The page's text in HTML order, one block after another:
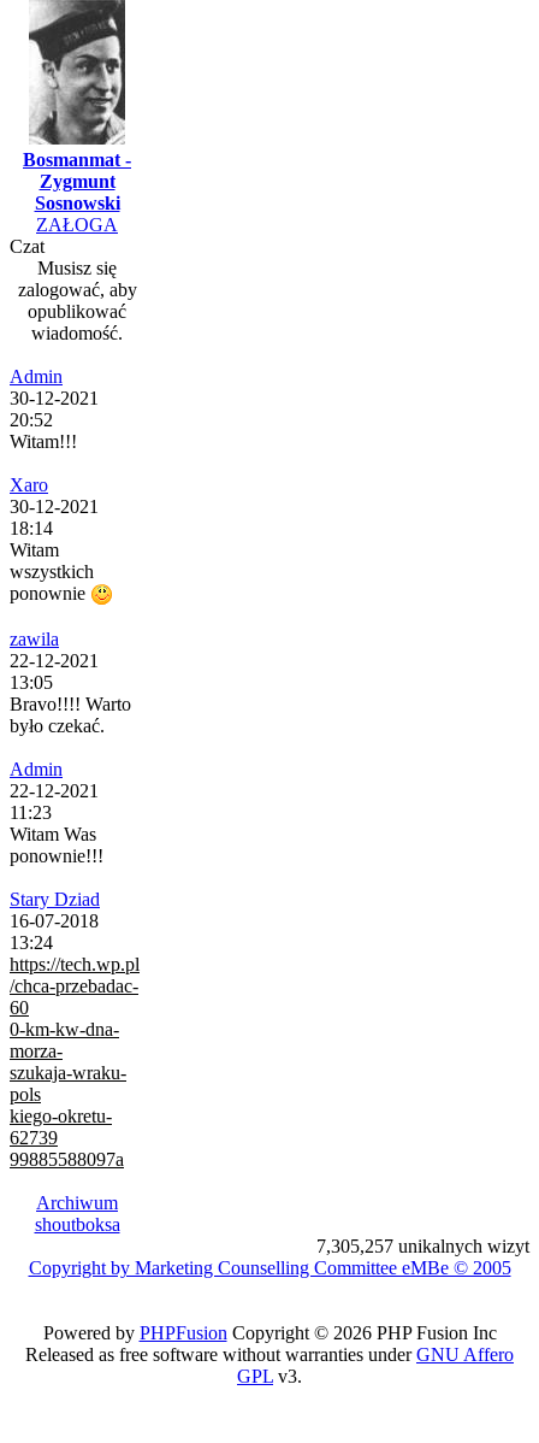
Bosmanmat -
Zygmunt
Sosnowski
ZAŁOGA
Czat
Musisz się
zalogować, aby
opublikować
wiadomość.
Admin
30-12-2021
20:52
Witam!!!
Xaro
30-12-2021
18:14
Witam
wszystkich
ponownie
zawila
22-12-2021
13:05
Bravo!!!! Warto
było czekać.
Admin
22-12-2021
11:23
Witam Was
ponownie!!!
Stary Dziad
16-07-2018
13:24
https://tech.wp.pl
/chca-przebadac-
60
0-km-kw-dna-
morza-
szukaja-wraku-
pols
kiego-okretu-
62739
99885588097a
Archiwum
shoutboksa
7,305,257 unikalnych wizyt
Copyright by Marketing Counselling Committee eMBe © 2005
Powered by PHPFusion Copyright © 2026 PHP Fusion Inc
Released as free software without warranties underGNU Affero
GPL v3.